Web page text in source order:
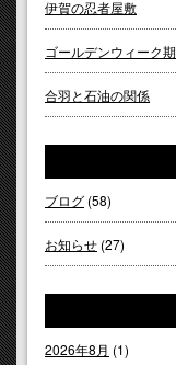
伊賀の忍者屋敷
ゴールデンウィーク
合羽と石油の関係
ブログ (58)
お知らせ (27)
2026年8月 (1)